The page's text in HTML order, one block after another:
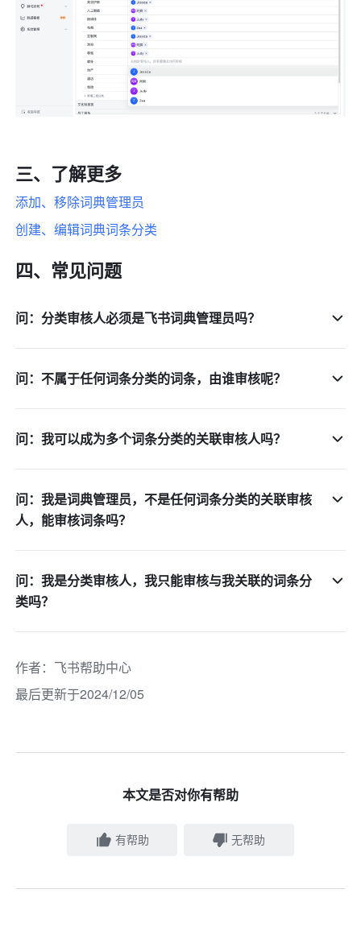
三、了解更多
添加、移除词典管理员
创建、编辑词典词条分类
四、常见问题
问：分类审核人必须是飞书词典管理员吗？
问：不属于任何词条分类的词条，由谁审核呢？
问：我可以成为多个词条分类的关联审核人吗？
问：我是词典管理员，不是任何词条分类的关联审核
人，能审核词条吗？
问：我是分类审核人，我只能审核与我关联的词条分
类吗？
作者： 飞书帮助中心
最后更新于2024/12/05
本文是否对你有帮助
有帮助 无帮助